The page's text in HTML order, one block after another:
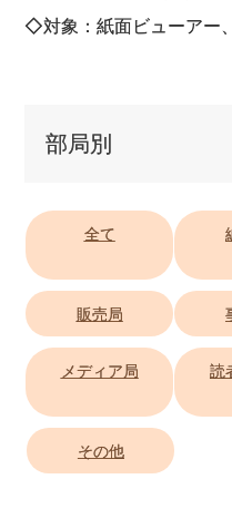
◇対象：紙面ビューアー
部局別
全て
販売局
メディア局
読
その他